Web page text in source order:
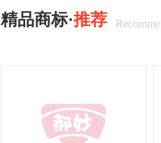
精品商标·推荐